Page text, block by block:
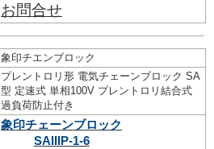
お問合せ
象印チエンブロック
プレントロリ形 電気チェーンブロック SA
型 定速式 単相100V プレントロリ結合式
過負荷防止付き
象印チェーンブロック
SAIIIP-1-6